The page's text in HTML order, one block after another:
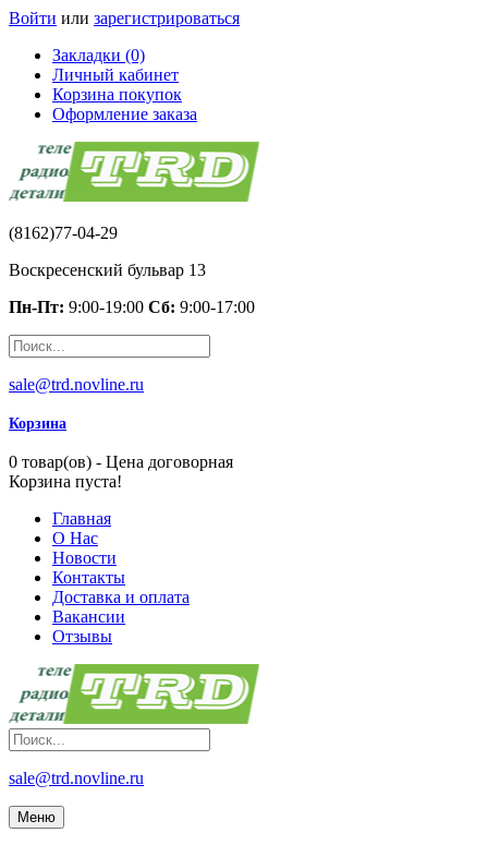
Войти или зарегистрироваться
Закладки (0)
Личный кабинет
Корзина покупок
Оформление заказа
(8162)77-04-29
Воскресенский бульвар 13
Пн-Пт: 9:00-19:00 Сб: 9:00-17:00
sale@trd.novline.ru
Корзина
0 товар(ов) - Цена договорная
Корзина пуста!
Главная
О Нас
Новости
Контакты
Доставка и оплата
Вакансии
Отзывы
sale@trd.novline.ru
Меню